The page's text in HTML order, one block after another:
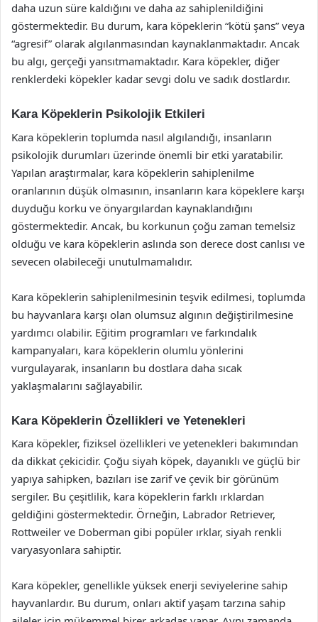
daha uzun süre kaldığını ve daha az sahiplenildiğini
göstermektedir. Bu durum, kara köpeklerin “kötü şans” veya
“agresif” olarak algılanmasından kaynaklanmaktadır. Ancak
bu algı, gerçeği yansıtmamaktadır. Kara köpekler, diğer
renklerdeki köpekler kadar sevgi dolu ve sadık dostlardır.
Kara Köpeklerin Psikolojik Etkileri
Kara köpeklerin toplumda nasıl algılandığı, insanların
psikolojik durumları üzerinde önemli bir etki yaratabilir.
Yapılan araştırmalar, kara köpeklerin sahiplenilme
oranlarının düşük olmasının, insanların kara köpeklere karşı
duyduğu korku ve önyargılardan kaynaklandığını
göstermektedir. Ancak, bu korkunun çoğu zaman temelsiz
olduğu ve kara köpeklerin aslında son derece dost canlısı ve
sevecen olabileceği unutulmamalıdır.
Kara köpeklerin sahiplenilmesinin teşvik edilmesi, toplumda
bu hayvanlara karşı olan olumsuz algının değiştirilmesine
yardımcı olabilir. Eğitim programları ve farkındalık
kampanyaları, kara köpeklerin olumlu yönlerini
vurgulayarak, insanların bu dostlara daha sıcak
yaklaşmalarını sağlayabilir.
Kara Köpeklerin Özellikleri ve Yetenekleri
Kara köpekler, fiziksel özellikleri ve yetenekleri bakımından
da dikkat çekicidir. Çoğu siyah köpek, dayanıklı ve güçlü bir
yapıya sahipken, bazıları ise zarif ve çevik bir görünüm
sergiler. Bu çeşitlilik, kara köpeklerin farklı ırklardan
geldiğini göstermektedir. Örneğin, Labrador Retriever,
Rottweiler ve Doberman gibi popüler ırklar, siyah renkli
varyasyonlara sahiptir.
Kara köpekler, genellikle yüksek enerji seviyelerine sahip
hayvanlardır. Bu durum, onları aktif yaşam tarzına sahip